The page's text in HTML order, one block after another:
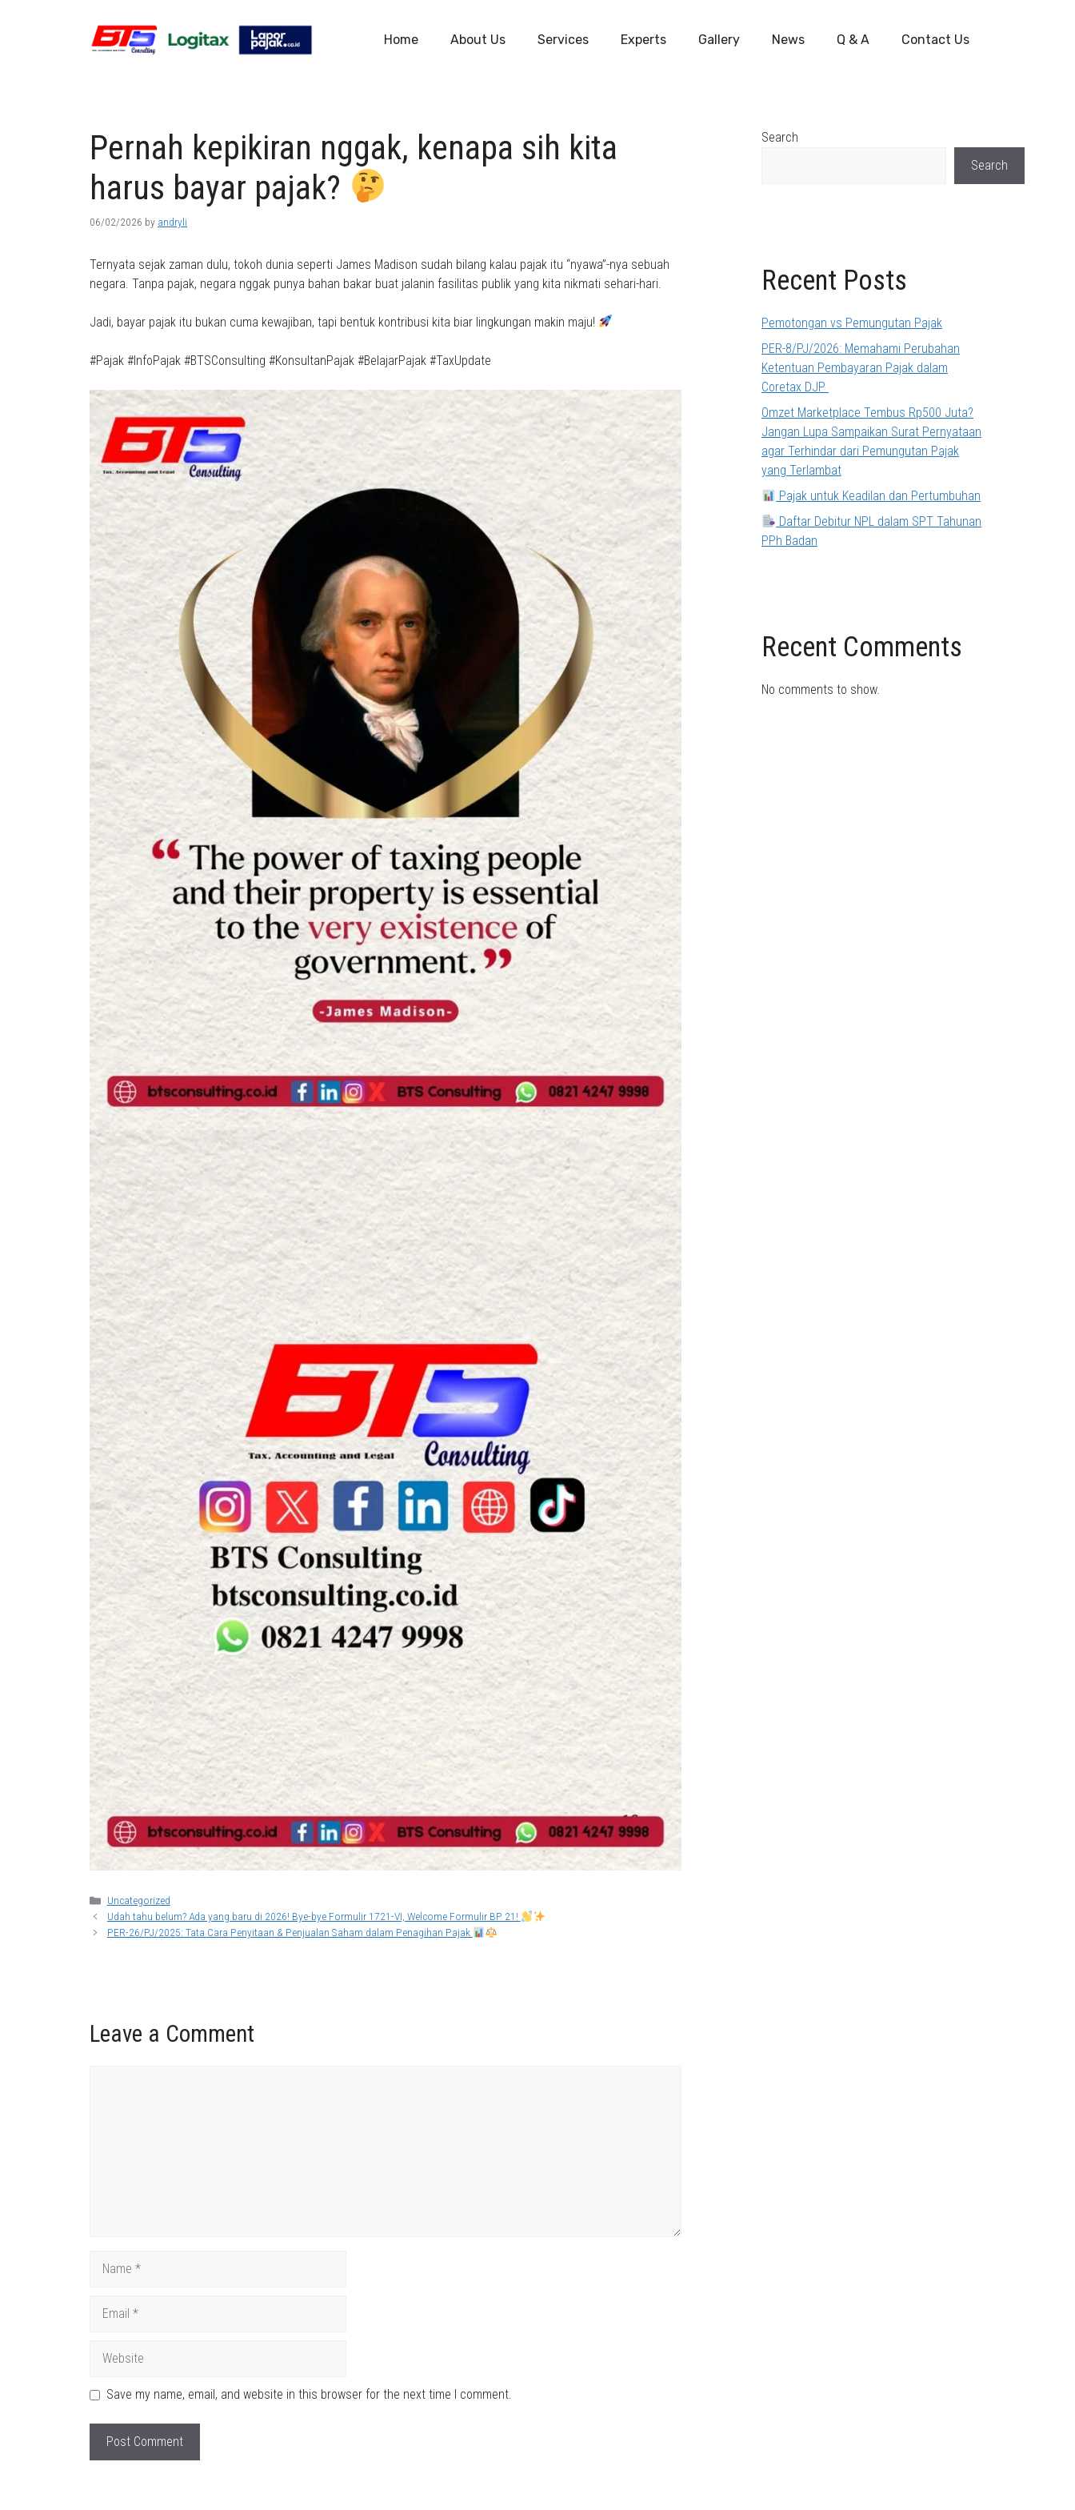
Home About Us Services Experts Gallery News Q & A Contact Us
Pernah kepikiran nggak, kenapa sih kita
harus bayar pajak?
06/02/2026 by andryli
Ternyata sejak zaman dulu, tokoh dunia seperti James Madison sudah bilang kalau pajak itu “nyawa”-nya sebuah
negara. Tanpa pajak, negara nggak punya bahan bakar buat jalanin fasilitas publik yang kita nikmati sehari-hari.
Jadi, bayar pajak itu bukan cuma kewajiban, tapi bentuk kontribusi kita biar lingkungan makin maju!
#Pajak #InfoPajak #BTSConsulting #KonsultanPajak #BelajarPajak #TaxUpdate
Categories
Uncategorized
Udah tahu belum? Ada yang baru di 2026! Bye-bye Formulir 1721-VI, Welcome Formulir BP 21!
PER-26/PJ/2025: Tata Cara Penyitaan & Penjualan Saham dalam Penagihan Pajak
Leave a Comment
Save my name, email, and website in this browser for the next time I comment.
Search
Search
Recent Posts
Pemotongan vs Pemungutan Pajak
PER-8/PJ/2026: Memahami Perubahan
Ketentuan Pembayaran Pajak dalam
Coretax DJP
Omzet Marketplace Tembus Rp500 Juta?
Jangan Lupa Sampaikan Surat Pernyataan
agar Terhindar dari Pemungutan Pajak
yang Terlambat
Pajak untuk Keadilan dan Pertumbuhan
Daftar Debitur NPL dalam SPT Tahunan
PPh Badan
Recent Comments
No comments to show.